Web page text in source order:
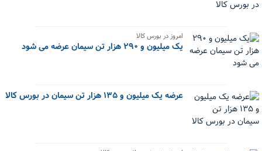
امروز در بورس کالا
یک میلیون و ۲۹۰ هزار تن سیمان عرضه می شود
عرضه یک میلیون و ۱۳۵ هزار تن سیمان در بورس کالا